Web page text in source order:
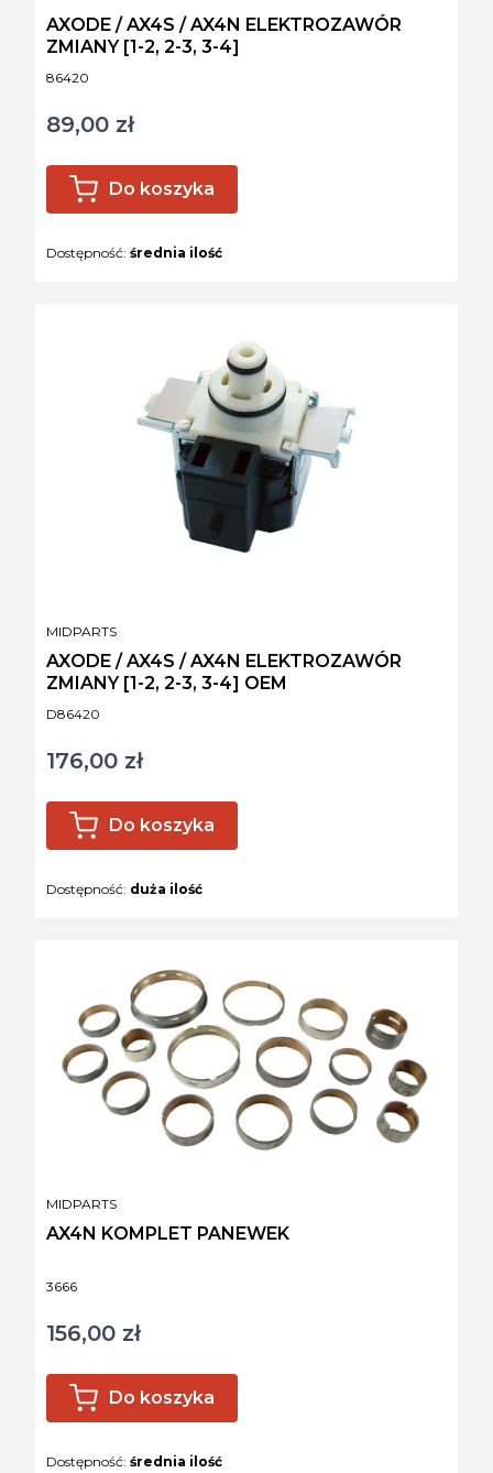
Kod produktu
86420
AXODE / AX4S / AX4N ELEKTROZAWÓR
ZMIANY [1-2, 2-3, 3-4]
Cena
89,00 zł
Do koszyka
Dostępność: średnia ilość
Kod produktu
D86420
AXODE / AX4S / AX4N ELEKTROZAWÓR
ZMIANY [1-2, 2-3, 3-4] OEM
PRODUCENT
MIDPARTS
Cena
176,00 zł
Do koszyka
Dostępność: duża ilość
Kod produktu
3666
AX4N KOMPLET PANEWEK
PRODUCENT
MIDPARTS
Cena
156,00 zł
Do koszyka
Dostępność: średnia ilość